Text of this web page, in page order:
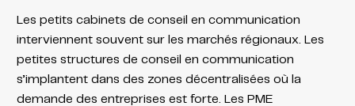
Les petits cabinets de conseil en communication
interviennent souvent sur les marchés régionaux. Les
petites structures de conseil en communication
s’implantent dans des zones décentralisées où la
demande des entreprises est forte. Les PME